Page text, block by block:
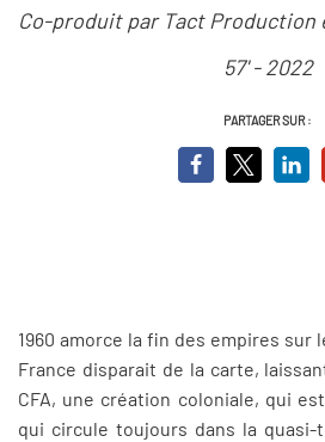
Co-produit par Tact Production
57' - 2022
PARTAGER SUR :
1960 amorce la fin des empires sur
France disparait de la carte,
CFA, une création coloniale, qui
qui circule toujours dans la